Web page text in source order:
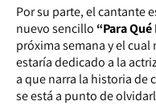
Por su parte, el cantante
nuevo sencillo“Para Qué
próxima semana y el
estaría dedicado a la
a que narra la historia de
se está a punto de